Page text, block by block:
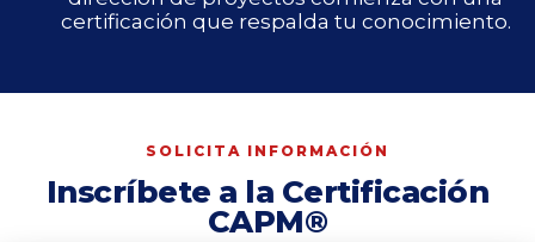
certificación que respalda tu conocimiento.
SOLICITA INFORMACIÓN
Inscríbete a la Certificación
CAPM®